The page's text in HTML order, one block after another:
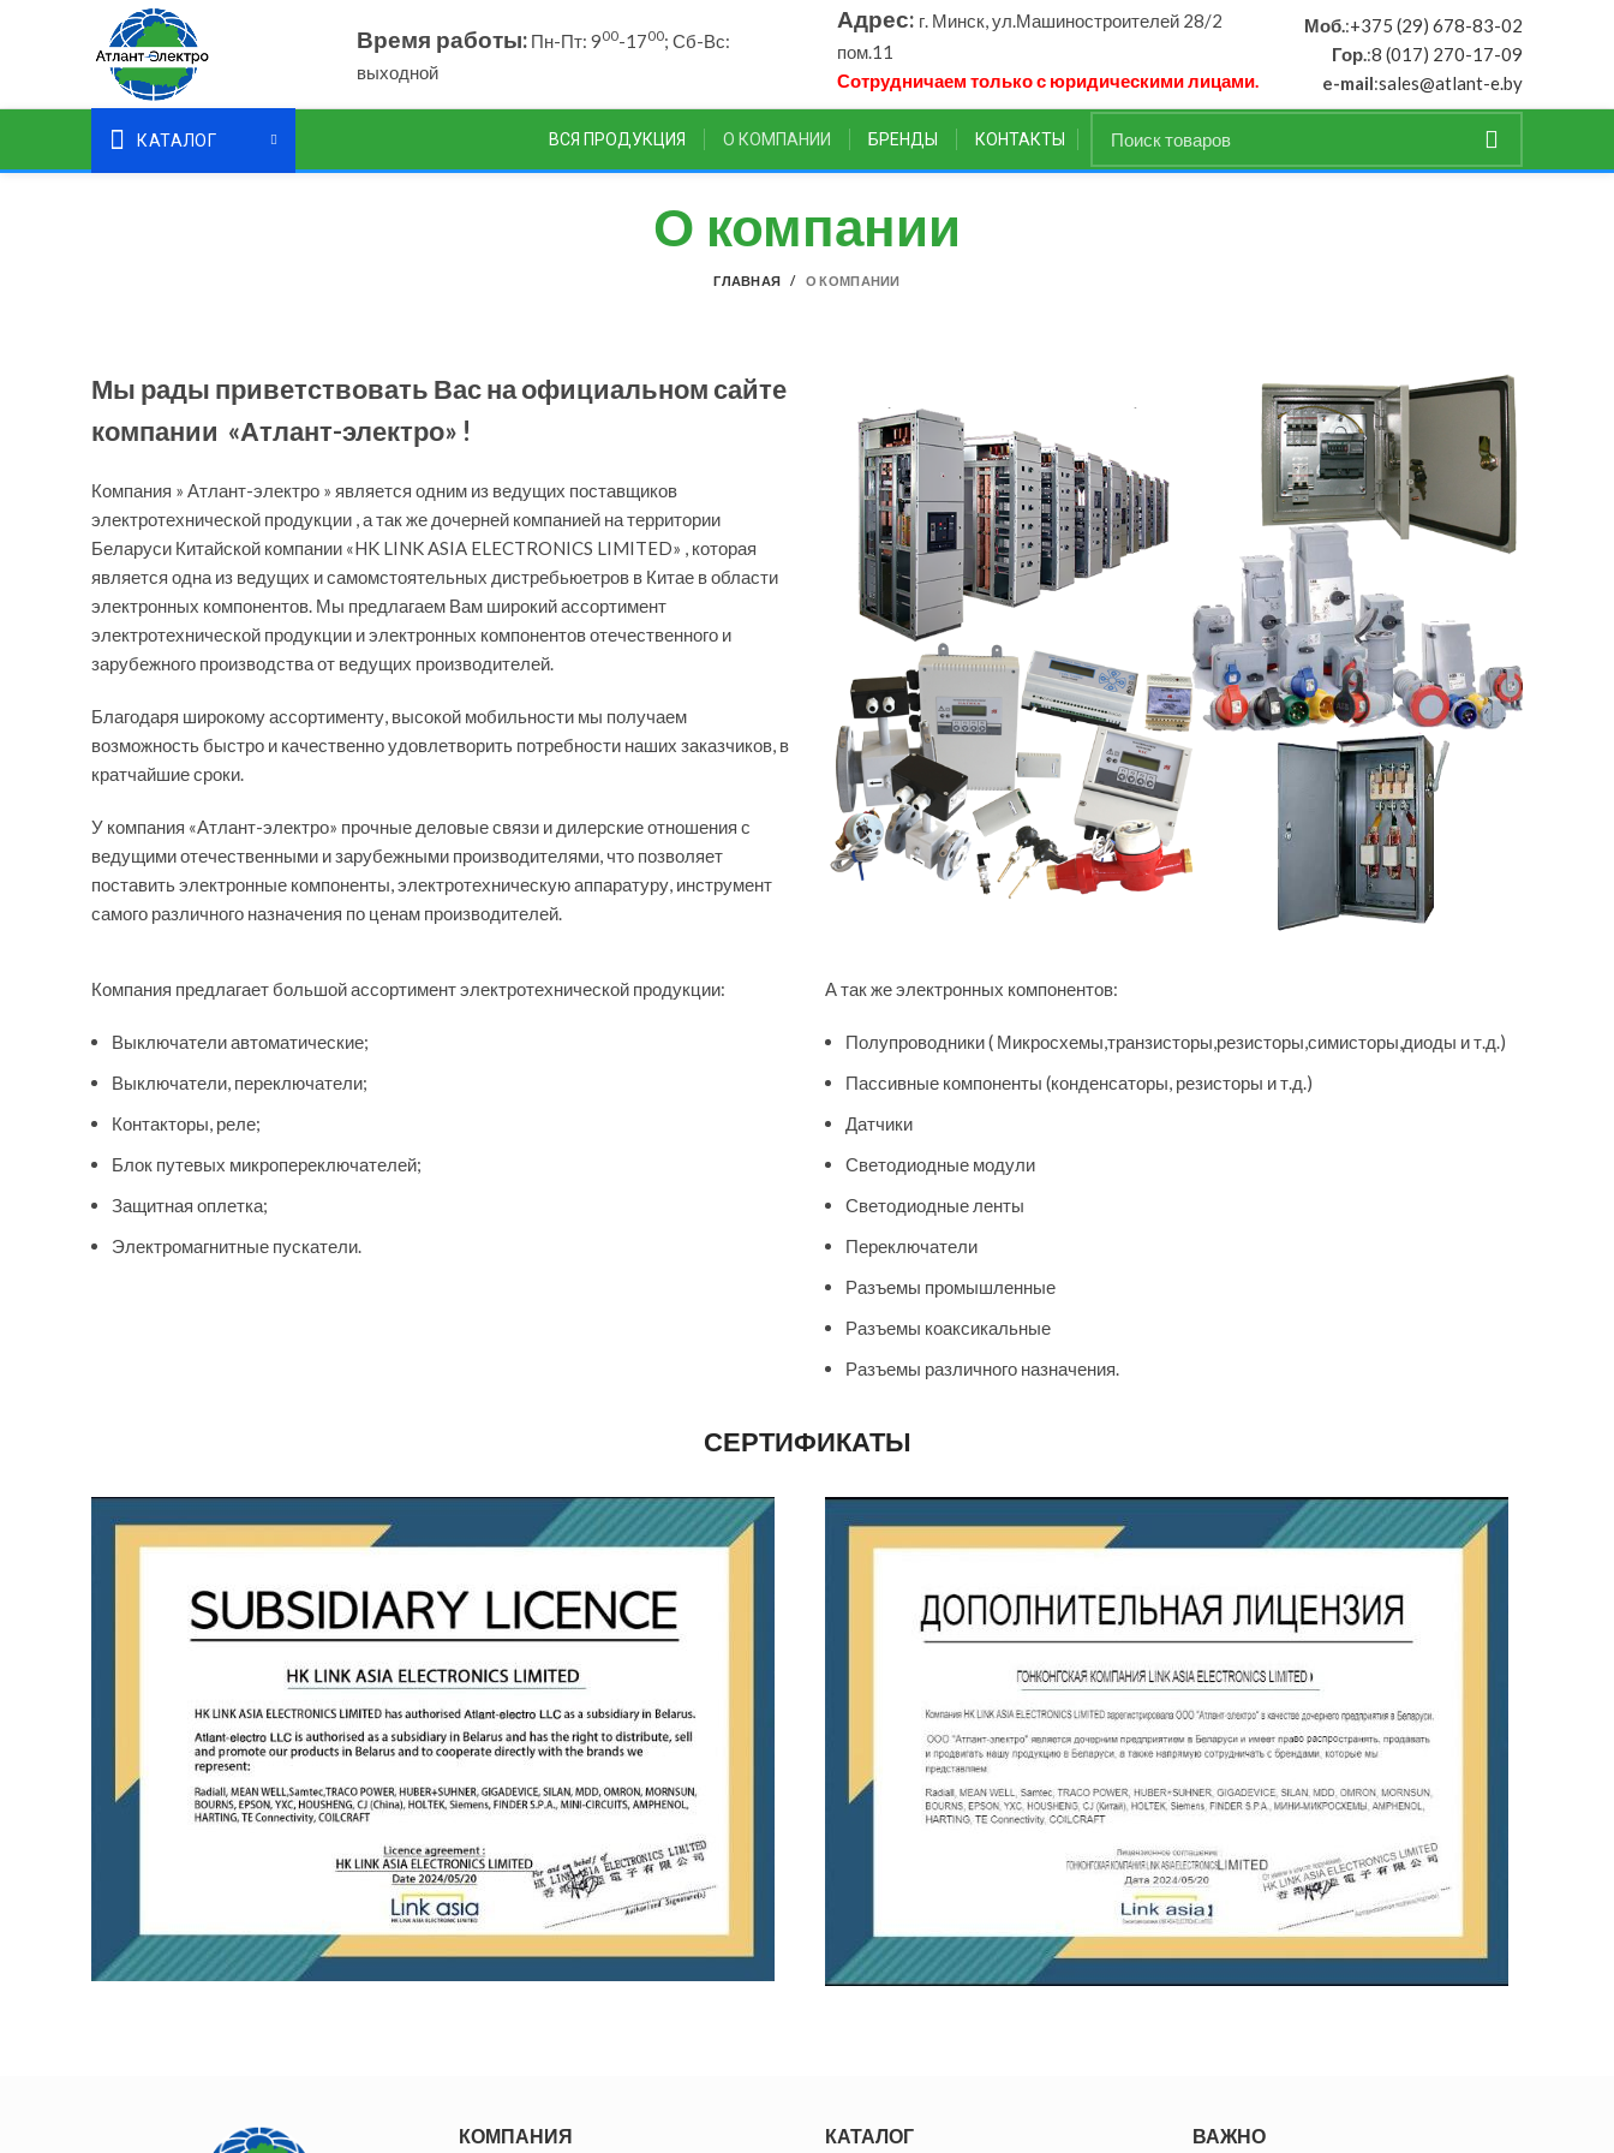
Время работы:Пн-Пт: 900-1700; Сб-Вс:
выходной
Адрес: г. Минск, ул.Машиностроителей 28/2
пом.11
Сотрудничаем только с юридическими лицами.
Моб.:+375 (29) 678-83-02
Гор.:8 (017) 270-17-09
e-mail:sales@atlant-e.by
КАТАЛОГ ВСЯ ПРОДУКЦИЯ О КОМПАНИИ БРЕНДЫ КОНТАКТЫ
О компании
ГЛАВНАЯ О КОМПАНИИ
Мы рады приветствовать Вас на официальном сайте
компании «Атлант-электро» !
Компания » Атлант-электро » является одним из ведущих поставщиков
электротехнической продукции , а так же дочерней компанией на территории
Беларуси Китайской компании «HK LINK ASIA ELECTRONICS LIMITED» , которая
является одна из ведущих и самомстоятельных дистребьюетров в Китае в области
электронных компонентов. Мы предлагаем Вам широкий ассортимент
электротехнической продукции и электронных компонентов отечественного и
зарубежного производства от ведущих производителей.
Благодаря широкому ассортименту, высокой мобильности мы получаем
возможность быстро и качественно удовлетворить потребности наших заказчиков, в
кратчайшие сроки.
У компания «Атлант-электро» прочные деловые связи и дилерские отношения с
ведущими отечественными и зарубежными производителями, что позволяет
поставить электронные компоненты, электротехническую аппаратуру, инструмент
самого различного назначения по ценам производителей.
Компания предлагает большой ассортимент электротехнической продукции:
Выключатели автоматические;
Выключатели, переключатели;
Контакторы, реле;
Блок путевых микропереключателей;
Защитная оплетка;
Электромагнитные пускатели.
А так же электронных компонентов:
Полупроводники ( Микросхемы,транзисторы,резисторы,симисторы,диоды и т.д.)
Пассивные компоненты (конденсаторы, резисторы и т.д.)
Датчики
Светодиодные модули
Светодиодные ленты
Переключатели
Разъемы промышленные
Разъемы коаксикальные
Разъемы различного назначения.
СЕРТИФИКАТЫ
КОМПАНИЯ КАТАЛОГ ВАЖНО